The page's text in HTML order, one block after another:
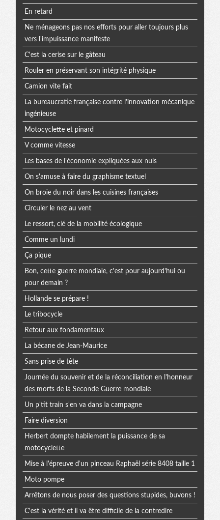
En retard
Ne ménageons pas nos efforts pour aller toujours plus
vers l'impuissance manifeste
C'est la cerise sur le gâteau
Rouler en préservant son intégrité physique
Camion vite fait
La bureaucratie française contre l'innovation mécanique
ingénieuse
Motocyclette et pinard
V comme vitesse
Les bases de l'économie expliquées aux nuls
On s'amuse à faire du graphisme textuel
On broie du noir dans les cuisines françaises
Circuler le nez au vent
Le ressort, clé de la mobilité écologique
Comme un lundi
Ça pique
Bon, cette guerre mondiale, c'est pour aujourd'hui ou
pour demain ?
Hollande se prépare !
Le tribocycle
Retour aux fondamentaux
La bécane de Jean-Maurice
Sans prise de tête
Journée du souvenir et de la réconciliation en l'honneur
des morts de la Seconde Guerre mondiale
Un p'tit train s'en va dans la campagne
Faire diversion
Herbert dompte habilement la puissance de sa
motocyclette
Mise à l'épreuve d'un pinceau Raphaël série 8408 taille 1
Moto pompe
Arrêtons de nous poser des questions stupides, buvons !
C'est la vérité et il va être difficile de la contredire